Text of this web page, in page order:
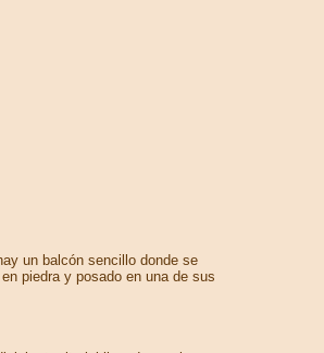
un balcón sencillo donde se
piedra y posado en una de sus